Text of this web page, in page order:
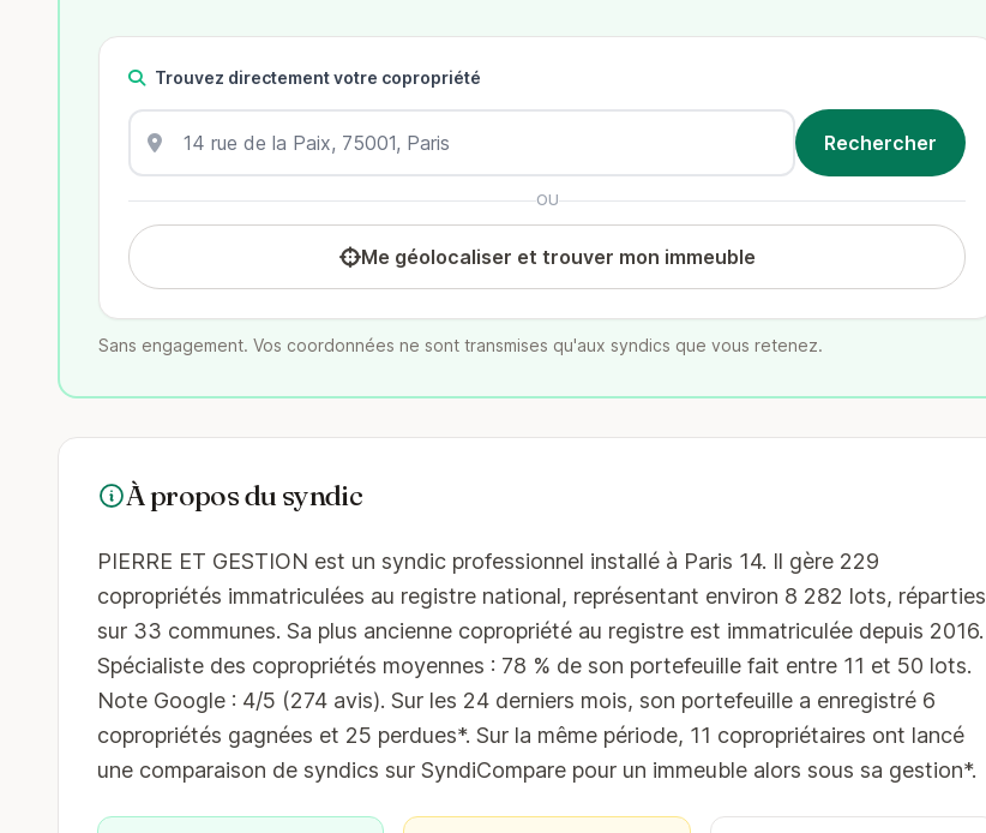
Trouvez directement votre copropriété
OU
Me géolocaliser et trouver mon immeuble
Sans engagement. Vos coordonnées ne sont transmises qu'aux syndics que vous retenez.
À propos du syndic
PIERRE ET GESTION est un syndic professionnel installé à Paris 14. Il gère 229
copropriétés immatriculées au registre national, représentant environ 8 282 lots, réparties
sur 33 communes. Sa plus ancienne copropriété au registre est immatriculée depuis 2016.
Spécialiste des copropriétés moyennes : 78 % de son portefeuille fait entre 11 et 50 lots.
Note Google : 4/5 (274 avis). Sur les 24 derniers mois, son portefeuille a enregistré 6
copropriétés gagnées et 25 perdues*. Sur la même période, 11 copropriétaires ont lancé
une comparaison de syndics sur SyndiCompare pour un immeuble alors sous sa gestion*.